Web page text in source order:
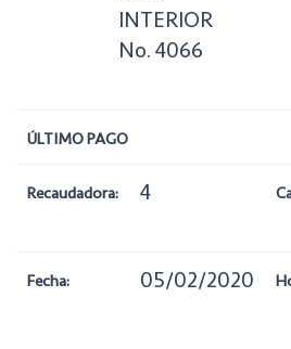
INTERIOR
No. 4066
ÚLTIMO PAGO
Recaudadora: 4
Fecha: 05/02/2020